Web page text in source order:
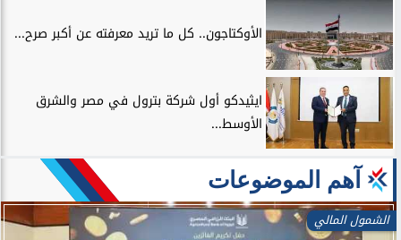
الأوكتاجون.. كل ما تريد معرفته عن أكبر صرح...
ايثيدكو أول شركة بترول في مصر والشرق
الأوسط...
آهم الموضوعات
الشمول المالي